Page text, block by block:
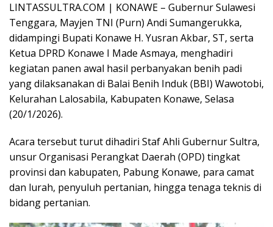
LINTASSULTRA.COM | KONAWE – Gubernur Sulawesi
Tenggara, Mayjen TNI (Purn) Andi Sumangerukka,
didampingi Bupati Konawe H. Yusran Akbar, ST, serta
Ketua DPRD Konawe I Made Asmaya, menghadiri
kegiatan panen awal hasil perbanyakan benih padi
yang dilaksanakan di Balai Benih Induk (BBI) Wawotobi,
Kelurahan Lalosabila, Kabupaten Konawe, Selasa
(20/1/2026).
Acara tersebut turut dihadiri Staf Ahli Gubernur Sultra,
unsur Organisasi Perangkat Daerah (OPD) tingkat
provinsi dan kabupaten, Pabung Konawe, para camat
dan lurah, penyuluh pertanian, hingga tenaga teknis di
bidang pertanian.